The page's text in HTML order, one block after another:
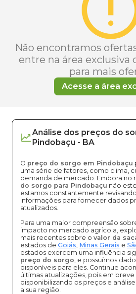
Não encontramos
entre na área exclusiva
para mais
Acesse a área
Análise dos preços do
Pindobaçu - BA
O preço do sorgo em Pindobaçu
uma série de fatores, como clima,
demanda de mercado. Embora no
do sorgo para Pindobaçu não
estamos constantemente
informações para fornecer dados
atualizados.
Para uma maior compreensão
impacto no mercado agrícola,
mais recentes sobre o valor da
estados de Goiás, Minas Gerais e
estados exercem uma influência
preço do sorgo, e possuímos
disponíveis para eles. Continue
últimas atualizações, pois em
disponibilizando os preços e
a sua região.